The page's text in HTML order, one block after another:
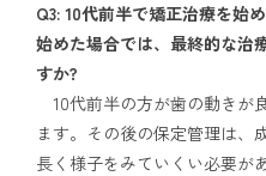
Q3: 10代前半で矯正治療を始
始めた場合では、最終的な治
すか?
10代前半の方が歯の動きが
ます。その後の保定管理は、
長く様子をみていくい必要が